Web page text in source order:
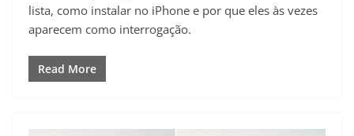
lista, como instalar no iPhone e por que eles às vezes
aparecem como interrogação.
Read More